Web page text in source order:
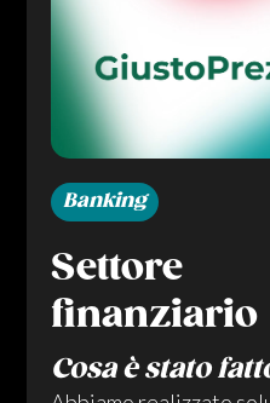
Banking
Settore
finanziario
Cosa è stato